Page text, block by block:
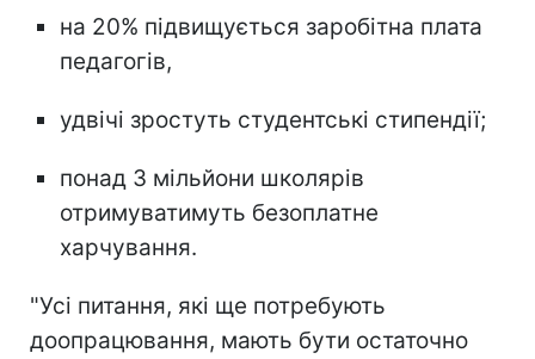
на 20% підвищується заробітна плата
педагогів,
удвічі зростуть студентські стипендії;
понад 3 мільйони школярів
отримуватимуть безоплатне
харчування.
"Усі питання, які ще потребують
доопрацювання, мають бути остаточно